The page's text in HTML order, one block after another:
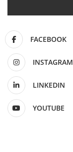
FACEBOOK
INSTAGRAM
LINKEDIN
YOUTUBE